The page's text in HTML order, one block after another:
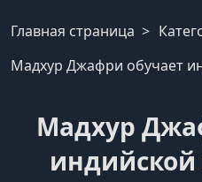
Главная страница
Мадхур Джафри обучает
Мадхур